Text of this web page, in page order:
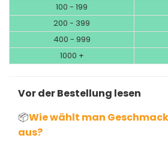
100 - 199
200 - 399
400 - 999
1000 +
Vor der Bestellung lesen
📦Wie wählt man
aus?